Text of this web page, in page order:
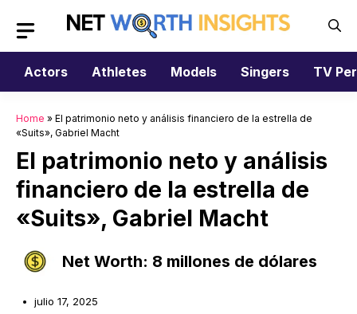
contenido
Actors
Athletes Models Singers TV
Home » El patrimonio neto y análisis financiero de la estrella de
«Suits», Gabriel Macht
El patrimonio neto y análisis
financiero de la estrella de
«Suits», Gabriel Macht
Net Worth: 8 millones de dólares
julio 17, 2025